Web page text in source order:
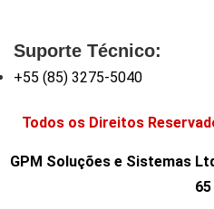
Suporte Técnico:
+55 (85) 3275-5040
Todos os Direitos
GPM Soluções e Sistemas
65